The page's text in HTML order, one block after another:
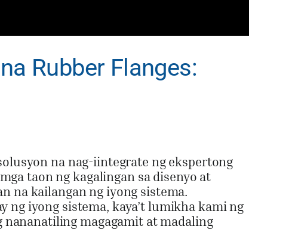
Rubber Flanges:
na nag-iintegrate ng ekspertong
taon ng kagalingan sa disenyo at
na kailangan ng iyong sistema.
ng iyong sistema, kaya’t lumikha kami ng
magagamit at madaling